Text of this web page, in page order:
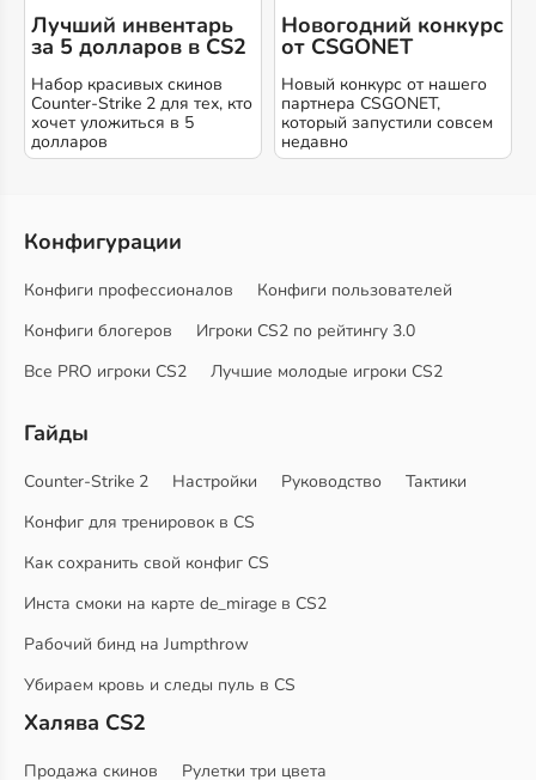
Лучший инвентарь
за 5 долларов в CS2
Набор красивых скинов
Counter-Strike 2 для тех, кто
хочет уложиться в 5
долларов
Новогодний конкурс
от CSGONET
Новый конкурс от нашего
партнера CSGONET,
который запустили совсем
недавно
Конфигурации
Конфиги профессионалов
Конфиги пользователей
Конфиги блогеров
Игроки CS2 по рейтингу 3.0
Все PRO игроки CS2
Лучшие молодые игроки CS2
Гайды
Counter-Strike 2 Настройки Руководство
Тактики
Конфиг для тренировок в CS
Как сохранить свой конфиг CS
Инста смоки на карте de_mirage в CS2
Рабочий бинд на Jumpthrow
Убираем кровь и следы пуль в CS
Халява CS2
Продажа скинов
Рулетки три цвета